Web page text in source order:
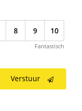
8 9 10
Fantastisch
Verstuur